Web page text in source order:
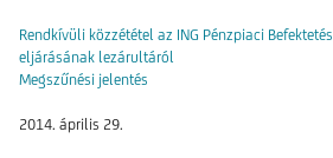
Rendkívüli közzététel az ING Pénzpiaci
eljárásának lezárultáról
Megszűnési jelentés
2014. április 29.